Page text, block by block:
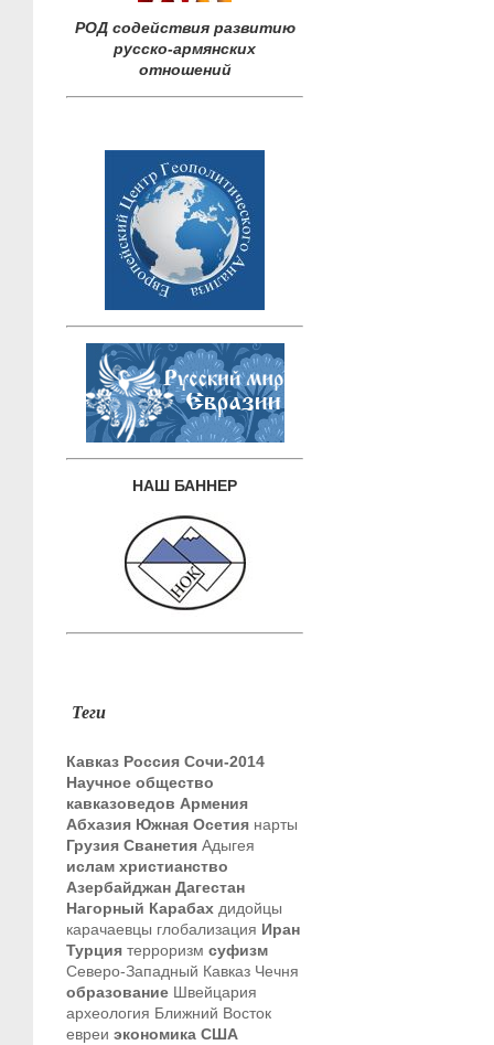
РОД содействия развитию
русско-армянских
отношений
НАШ БАННЕР
Теги
Кавказ Россия Сочи-2014
Научное общество
кавказоведов Армения
Абхазия Южная Осетия нарты
Грузия Сванетия Адыгея
ислам христианство
Азербайджан Дагестан
Нагорный Карабах дидойцы
карачаевцы глобализация Иран
Турция терроризм суфизм
Северо-Западный Кавказ Чечня
образование Швейцария
археология Ближний Восток
евреи экономика США